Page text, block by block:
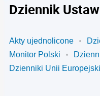
Dziennik
Akty ujednolicone
Monitor Polski
Dzienniki Unii